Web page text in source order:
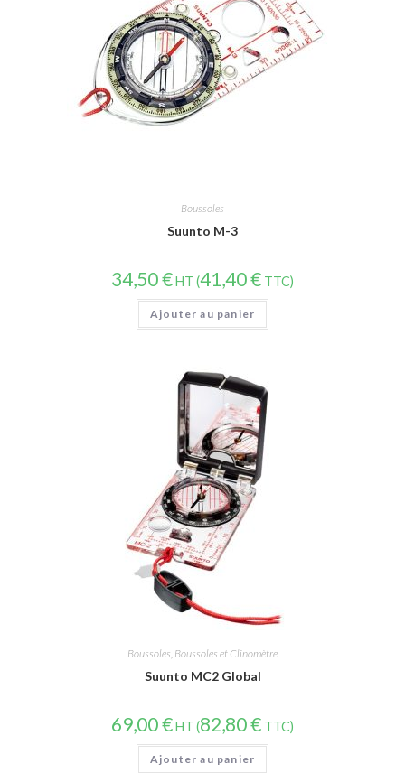
Boussoles
Suunto M-3
34,50€HT (41,40€ TTC)
Ajouter au panier
Boussoles Boussoles et Clinomètre
Suunto MC2 Global
69,00€HT (82,80€ TTC)
Ajouter au panier